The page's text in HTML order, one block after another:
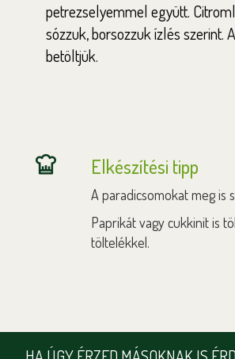
petrezselyemmel együtt.
sózzuk, borsozzuk ízlés szerint.
betöltjük.
Elkészítési tipp
A paradicsomokat meg is
Paprikát vagy cukkinit is
töltelékkel.